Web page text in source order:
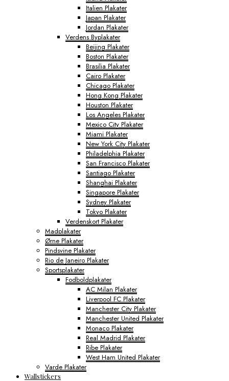
Italien Plakater
Japan Plakater
Jordan Plakater
Verdens Byplakater
Beijing Plakater
Boston Plakater
Brasilia Plakater
Cairo Plakater
Chicago Plakater
Hong Kong Plakater
Houston Plakater
Los Angeles Plakater
Mexico City Plakater
Miami Plakater
New York City Plakater
Philadelphia Plakater
San Francisco Plakater
Santiago Plakater
Shanghai Plakater
Singapore Plakater
Sydney Plakater
Tokyo Plakater
Verdenskort Plakater
Madplakater
Ørne Plakater
Pindsvine Plakater
Rio de Janeiro Plakater
Sportsplakater
Fodboldplakater
AC Milan Plakater
Liverpool FC Plakater
Manchester City Plakater
Manchester United Plakater
Monaco Plakater
Real Madrid Plakater
Ribe Plakater
West Ham United Plakater
Varde Plakater
Wallstickers